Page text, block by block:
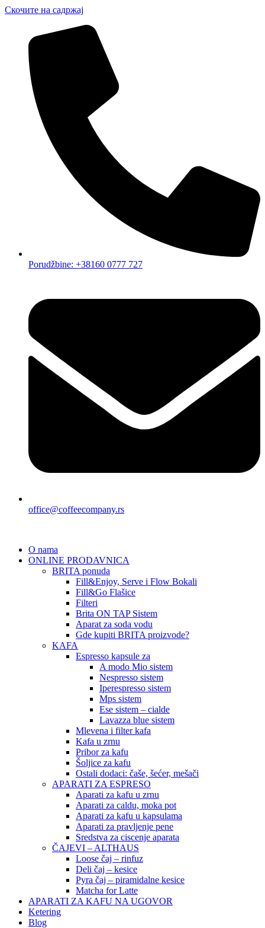
Скочите на садржај
Porudžbine: +38160 0777 727
office@coffeecompany.rs
O nama
ONLINE PRODAVNICA
BRITA ponuda
Fill&Enjoy, Serve i Flow Bokali
Fill&Go Flašice
Filteri
Brita ON TAP Sistem
Aparat za soda vodu
Gde kupiti BRITA proizvode?
KAFA
Espresso kapsule za
A modo Mio sistem
Nespresso sistem
Iperespresso sistem
Mps sistem
Ese sistem – cialde
Lavazza blue sistem
Mlevena i filter kafa
Kafa u zrnu
Pribor za kafu
Šoljice za kafu
Ostali dodaci: čaše, šećer, mešači
APARATI ZA ESPRESO
Aparati za kafu u zrnu
Aparati za caldu, moka pot
Aparati za kafu u kapsulama
Aparati za pravljenje pene
Sredstva za ciscenje aparata
ČAJEVI – ALTHAUS
Loose čaj – rinfuz
Deli čaj – kesice
Pyra čaj – piramidalne kesice
Matcha for Latte
APARATI ZA KAFU NA UGOVOR
Ketering
Blog